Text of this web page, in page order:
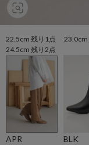
22.5cm 残り1点
24.5cm 残り2点
APR BLK